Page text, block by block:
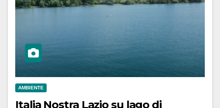
AMBIENTE
Italia Nostra Lazio su lago di